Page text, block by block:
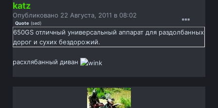
katz
Опубликовано 22 Августа, 2011 в 08:02
Quote (sed)
650GS отличный универсальный аппарат для раздолбанных
дорог и сухих бездорожий.
расхлябанный диван